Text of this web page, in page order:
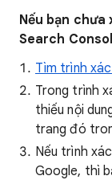
Nếu bạn
Search
Tìm trình
Trong trình
thiếu nội
trang đó
Nếu trình
Google, thì